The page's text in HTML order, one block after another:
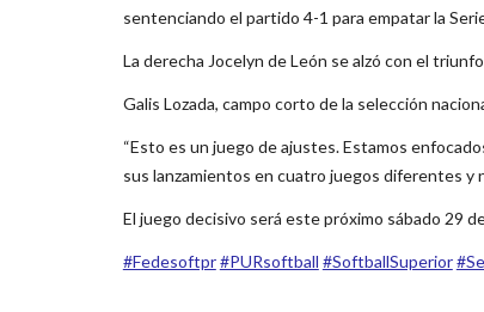
sentenciando el partido 4-1 para empatar la
La derecha Jocelyn de León se alzó con el
Galis Lozada, campo corto de la selección
“Esto es un juego de ajustes. Estamos
sus lanzamientos en cuatro juegos diferentes y
El juego decisivo será este próximo sábado 29
‪#‎Fedesoftpr‬‪#‎PURsoftball‬ ‪#‎SoftballSuperior‬